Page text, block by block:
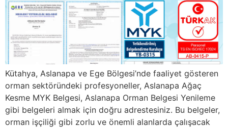
Kütahya, Aslanapa ve Ege Bölgesi’nde faaliyet gösteren
orman sektöründeki profesyoneller, Aslanapa Ağaç
Kesme MYK Belgesi, Aslanapa Orman Belgesi Yenileme
gibi belgeleri almak için doğru adrestesiniz. Bu belgeler,
orman işçiliği gibi zorlu ve önemli alanlarda çalışacak